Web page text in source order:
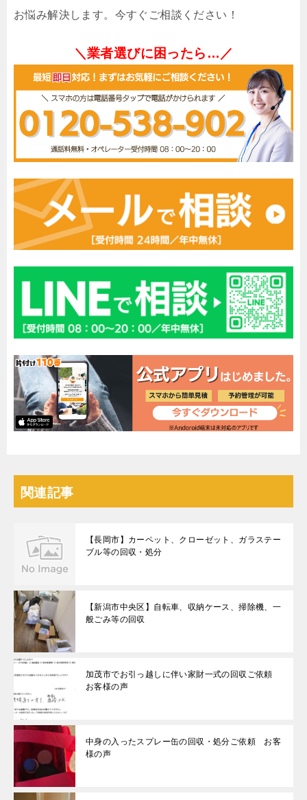
お悩み解決します。今すぐご相談ください！
＼業者選びに困ったら…／
関連記事
【長岡市】カーペット、クローゼット、ガラステー
ブル等の回収・処分
【新潟市中央区】自転車、収納ケース、掃除機、一
般ごみ等の回収
加茂市でお引っ越しに伴い家財一式の回収ご依頼
お客様の声
中身の入ったスプレー缶の回収・処分ご依頼 お客
様の声